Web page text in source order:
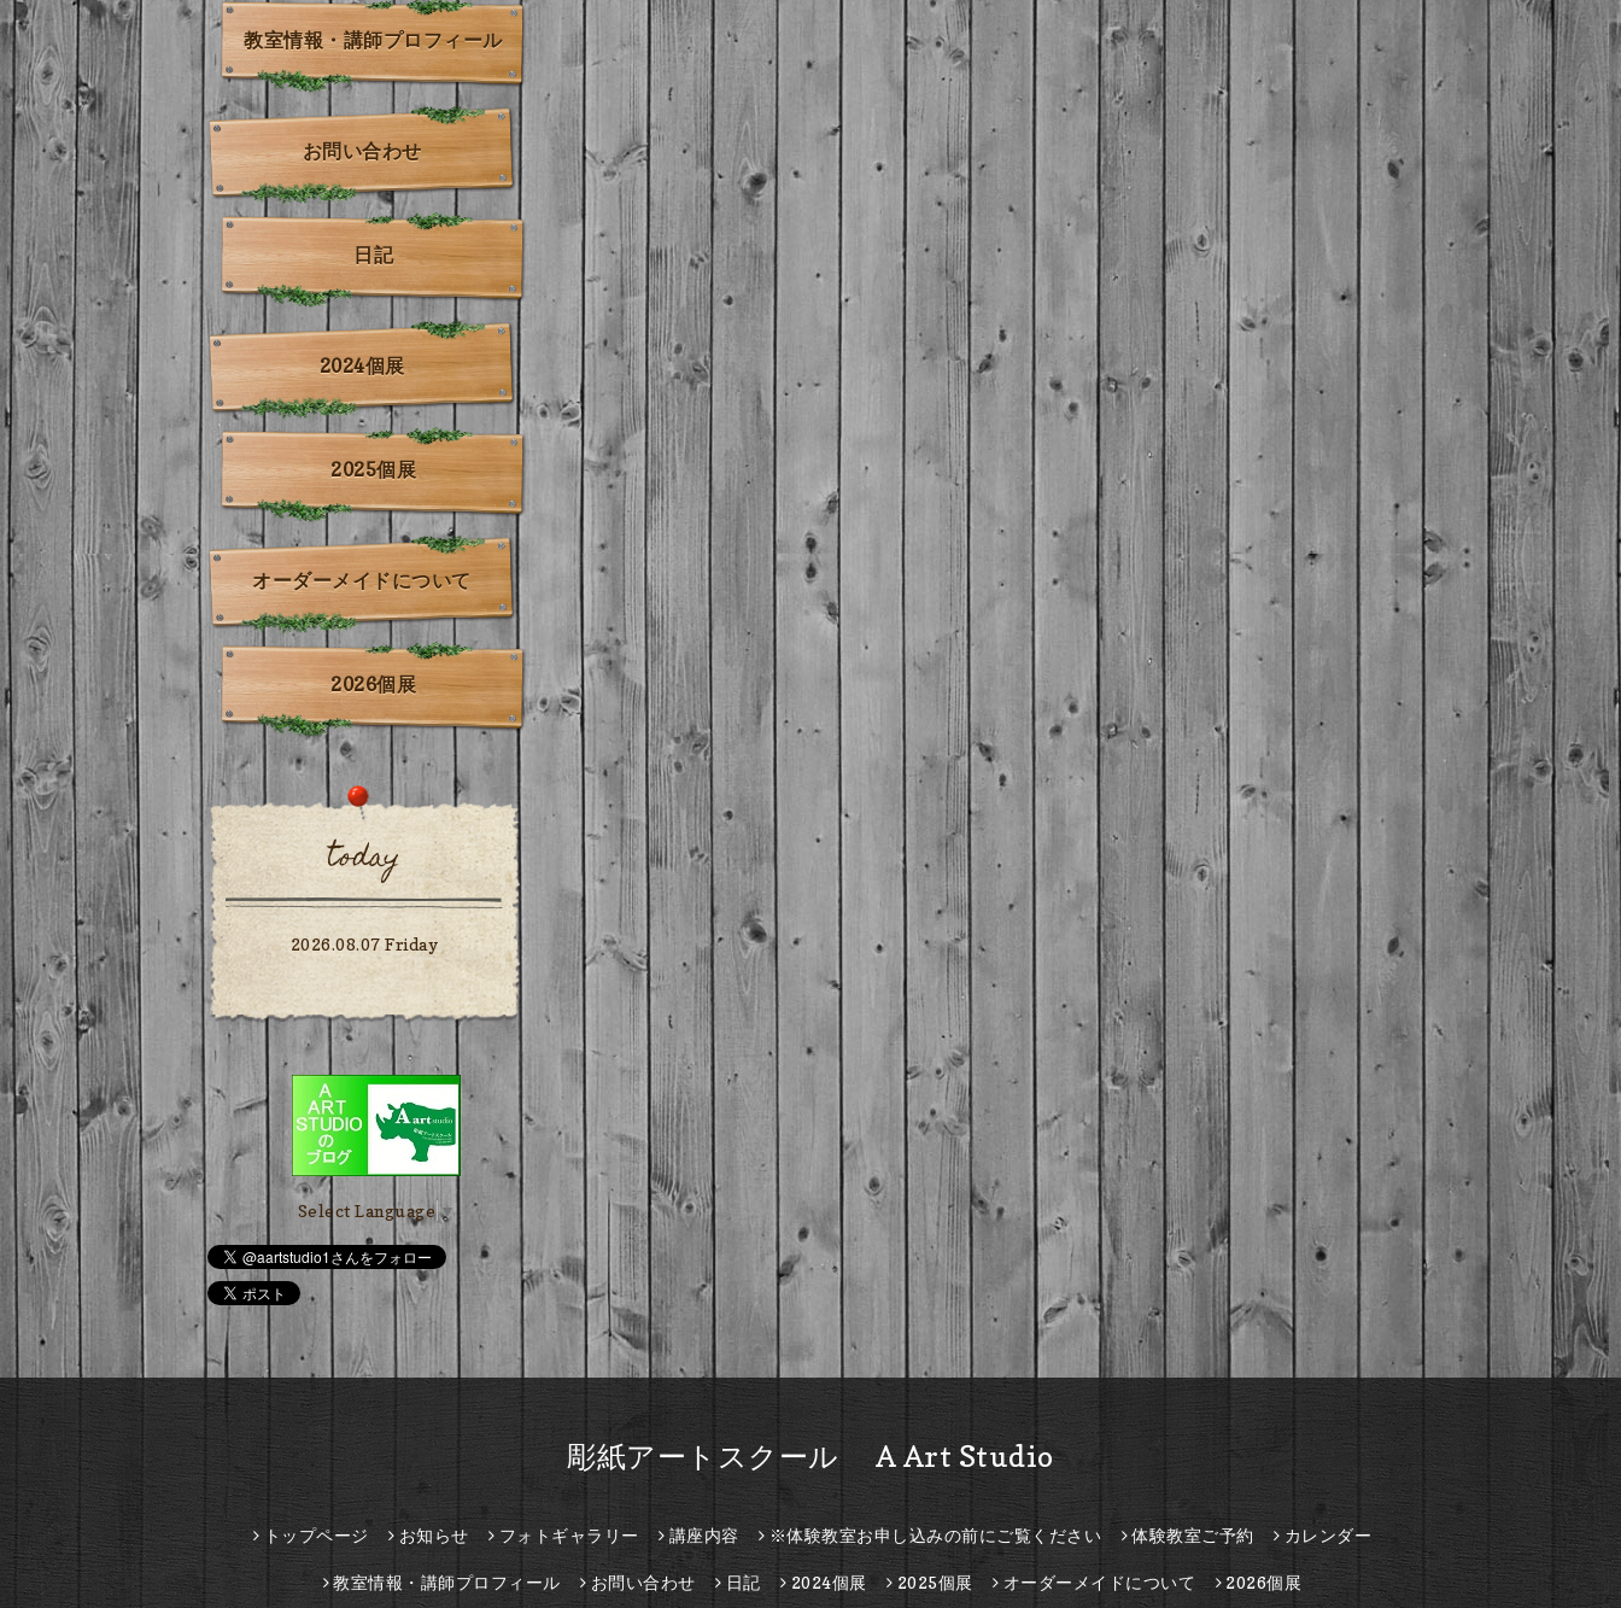
教室情報・講師プロフィール
お問い合わせ
日記
2024個展
2025個展
オーダーメイドについて
2026個展
today
2026.08.07 Friday
Select Language▼
彫紙アートスクール A Art Studio
トップページ お知らせ フォトギャラリー 講座内容 ※体験教室お申し込みの前にご覧ください 体験教室ご予約 カレンダー
教室情報・講師プロフィール お問い合わせ 日記 2024個展 2025個展 オーダーメイドについて 2026個展